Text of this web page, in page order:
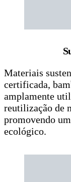
Materiais
certificada,
amplamente
reutilização de
promovendo
ecológico.